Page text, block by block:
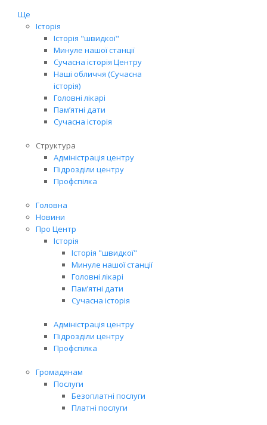
Ще
Історія
Історія "швидкої"
Минуле нашої станції
Сучасна історія Центру
Наші обличчя (Сучасна
історія)
Головні лікарі
Пам’ятні дати
Сучасна історія
Структура
Адміністрація центру
Підрозділи центру
Профспілка
Головна
Новини
Про Центр
Історія
Історія "швидкої"
Минуле нашої станції
Головні лікарі
Пам’ятні дати
Сучасна історія
Адміністрація центру
Підрозділи центру
Профспілка
Громадянам
Послуги
Безоплатні послуги
Платні послуги